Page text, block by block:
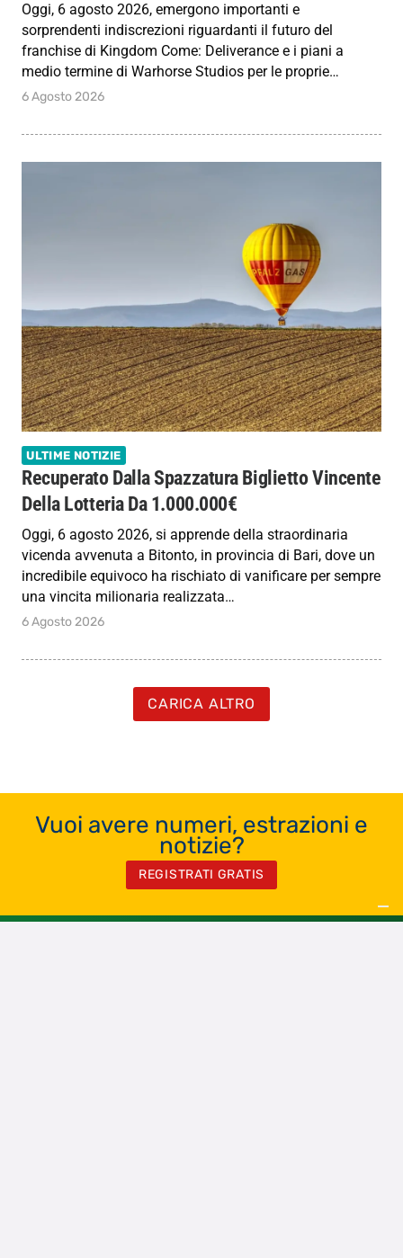
Oggi, 6 agosto 2026, emergono importanti e
sorprendenti indiscrezioni riguardanti il futuro del
franchise di Kingdom Come: Deliverance e i piani a
medio termine di Warhorse Studios per le proprie…
6 Agosto 2026
ULTIME NOTIZIE
Recuperato Dalla Spazzatura Biglietto Vincente
Della Lotteria Da 1.000.000€
Oggi, 6 agosto 2026, si apprende della straordinaria
vicenda avvenuta a Bitonto, in provincia di Bari, dove un
incredibile equivoco ha rischiato di vanificare per sempre
una vincita milionaria realizzata…
6 Agosto 2026
CARICA ALTRO
Vuoi avere numeri, estrazioni e
notizie?
REGISTRATI GRATIS